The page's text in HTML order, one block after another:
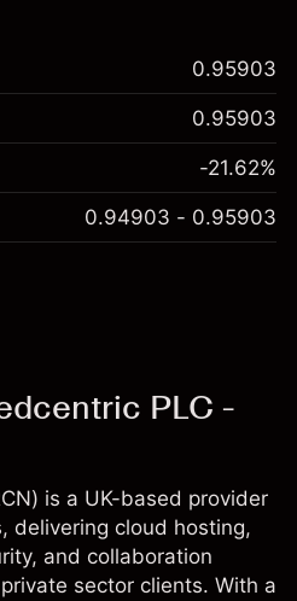
0.95903
0.95903
-21.62%
0.94903 - 0.95903
PLC -
is a UK-based provider
delivering cloud hosting,
and collaboration
sector clients. With a